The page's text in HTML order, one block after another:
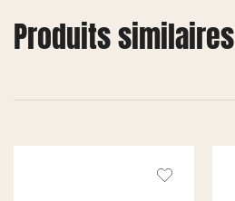
Produits similaires